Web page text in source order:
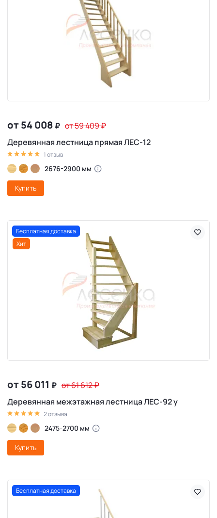
от 54 008 ₽ от 59 409₽
Деревянная лестница прямая ЛЕС-12
1 отзыв
2676-2900 мм
Купить
Бесплатная доставка
Хит
от 56 011 ₽ от 61 612₽
Деревянная межэтажная лестница ЛЕС-92 у
2 отзыва
2475-2700 мм
Купить
Бесплатная доставка